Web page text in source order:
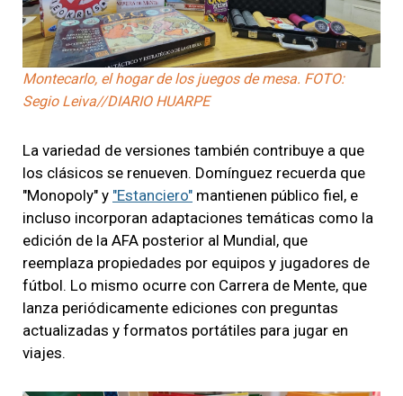
Montecarlo, el hogar de los juegos de mesa. FOTO:
Segio Leiva//DIARIO HUARPE
La variedad de versiones también contribuye a que
los clásicos se renueven. Domínguez recuerda que
"Monopoly" y "Estanciero" mantienen público fiel, e
incluso incorporan adaptaciones temáticas como la
edición de la AFA posterior al Mundial, que
reemplaza propiedades por equipos y jugadores de
fútbol. Lo mismo ocurre con Carrera de Mente, que
lanza periódicamente ediciones con preguntas
actualizadas y formatos portátiles para jugar en
viajes.